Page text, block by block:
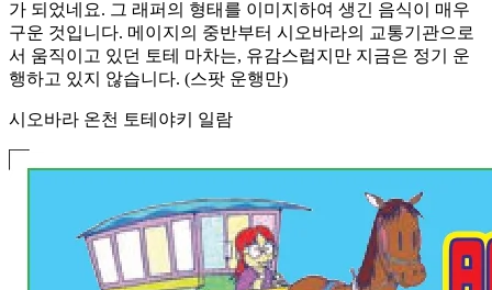
가 되었네요. 그 래퍼의 형태를 이미지하여 생긴 음식이 매우
구운 것입니다. 메이지의 중반부터 시오바라의 교통기관으로
서 움직이고 있던 토테 마차는, 유감스럽지만 지금은 정기 운
행하고 있지 않습니다. (스팟 운행만)
시오바라 온천 토테야키 일람